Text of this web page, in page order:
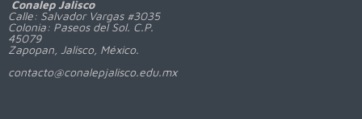
Conalep Jalisco
Calle: Salvador Vargas #3035
Colonia: Paseos del Sol. C.P.
45079
Zapopan, Jalisco, México.
contacto@conalepjalisco.edu.mx